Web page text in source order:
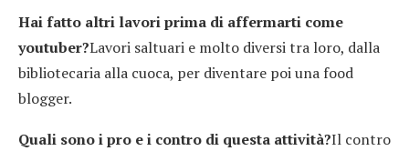
Hai fatto altri lavori prima di affermarti come
youtuber?Lavori saltuari e molto diversi tra loro, dalla
bibliotecaria alla cuoca, per diventare poi una food
blogger.
Quali sono i pro e i contro di questa attività?Il contro